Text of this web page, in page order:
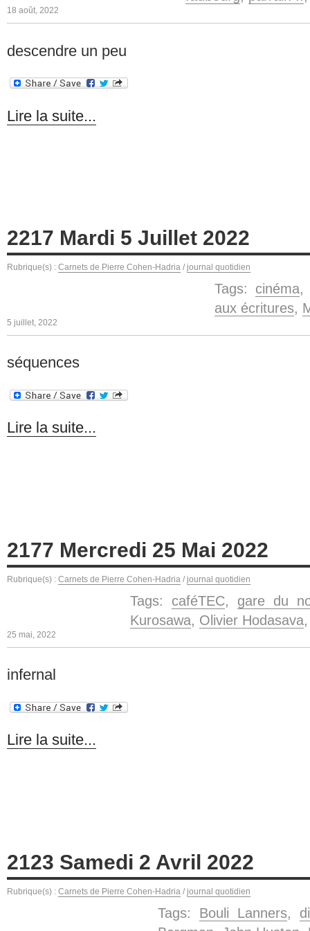
18 août, 2022
descendre un peu
Lire la suite...
2217 Mardi 5 Juillet 2022
Rubrique(s) : Carnets de Pierre Cohen-Hadria / journal quotidien
Tags: cinéma
aux écritures,
5 juillet, 2022
séquences
Lire la suite...
2177 Mercredi 25 Mai 2022
Rubrique(s) : Carnets de Pierre Cohen-Hadria / journal quotidien
Tags: caféTEC, gare du
Kurosawa, Olivier Hodasava
25 mai, 2022
infernal
Lire la suite...
2123 Samedi 2 Avril 2022
Rubrique(s) : Carnets de Pierre Cohen-Hadria / journal quotidien
Tags: Bouli Lanners,